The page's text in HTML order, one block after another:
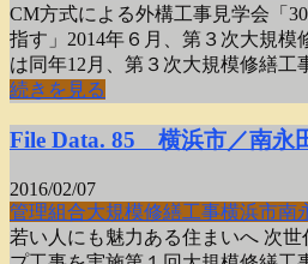
CM方式による外構工事見学会「
指す」2014年６月、第３次大規模
は同年12月、第３次大規模修繕
続きを見る
File Data. 85 横浜市／南永
2016/02/07
管理組合大規模修繕工事横浜市南
若い人にも魅力ある住まいへ 次